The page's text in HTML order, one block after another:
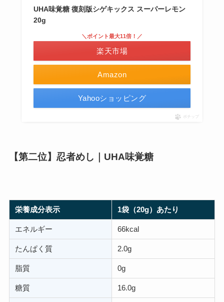
UHA味覚糖 復刻版シゲキックス スーパーレモン
20g
Amazon
＼ポイント最大11倍！／
楽天市場
Yahooショッピング
ポチップ
【第二位】忍者めし｜UHA味覚糖
栄養成分表示 1袋（20g）あたり
エネルギー 66kcal
たんぱく質 2.0g
脂質 0g
糖質 16.0g